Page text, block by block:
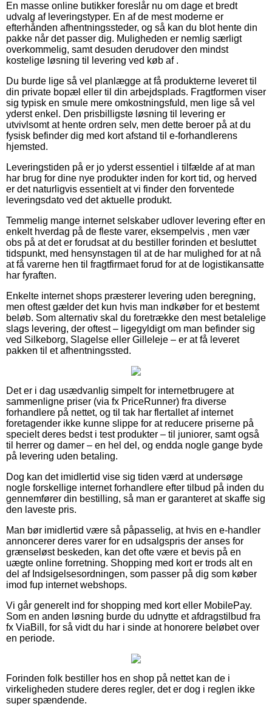
En masse online butikker foreslår nu om dage et bredt
udvalg af leveringstyper. En af de mest moderne er
efterhånden afhentningssteder, og så kan du blot hente din
pakke når det passer dig. Muligheden er nemlig særligt
overkommelig, samt desuden derudover den mindst
kostelige løsning til levering ved køb af .
Du burde lige så vel planlægge at få produkterne leveret til
din private bopæl eller til din arbejdsplads. Fragtformen viser
sig typisk en smule mere omkostningsfuld, men lige så vel
yderst enkel. Den prisbilligste løsning til levering er
utvivlsomt at hente ordren selv, men dette beroer på at du
fysisk befinder dig med kort afstand til e-forhandlerens
hjemsted.
Leveringstiden på er jo yderst essentiel i tilfælde af at man
har brug for dine nye produkter inden for kort tid, og herved
er det naturligvis essentielt at vi finder den forventede
leveringsdato ved det aktuelle produkt.
Temmelig mange internet selskaber udlover levering efter en
enkelt hverdag på de fleste varer, eksempelvis , men vær
obs på at det er forudsat at du bestiller forinden et besluttet
tidspunkt, med hensynstagen til at de har mulighed for at nå
at få varerne hen til fragtfirmaet forud for at de logistikansatte
har fyraften.
Enkelte internet shops præsterer levering uden beregning,
men oftest gælder det kun hvis man indkøber for et bestemt
beløb. Som alternativ skal du foretrække den mest betalelige
slags levering, der oftest – ligegyldigt om man befinder sig
ved Silkeborg, Slagelse eller Gilleleje – er at få leveret
pakken til et afhentningssted.
Det er i dag usædvanlig simpelt for internetbrugere at
sammenligne priser (via fx PriceRunner) fra diverse
forhandlere på nettet, og til tak har flertallet af internet
foretagender ikke kunne slippe for at reducere priserne på
specielt deres bedst i test produkter – til juniorer, samt også
til herrer og damer – en hel del, og endda nogle gange byde
på levering uden betaling.
Dog kan det imidlertid vise sig tiden værd at undersøge
nogle forskellige internet forhandlere efter tilbud på inden du
gennemfører din bestilling, så man er garanteret at skaffe sig
den laveste pris.
Man bør imidlertid være så påpasselig, at hvis en e-handler
annoncerer deres varer for en udsalgspris der anses for
grænseløst beskeden, kan det ofte være et bevis på en
uægte online forretning. Shopping med kort er trods alt en
del af Indsigelsesordningen, som passer på dig som køber
imod fup internet webshops.
Vi går generelt ind for shopping med kort eller MobilePay.
Som en anden løsning burde du udnytte et afdragstilbud fra
fx ViaBill, for så vidt du har i sinde at honorere beløbet over
en periode.
Forinden folk bestiller hos en shop på nettet kan de i
virkeligheden studere deres regler, det er dog i reglen ikke
super spændende.